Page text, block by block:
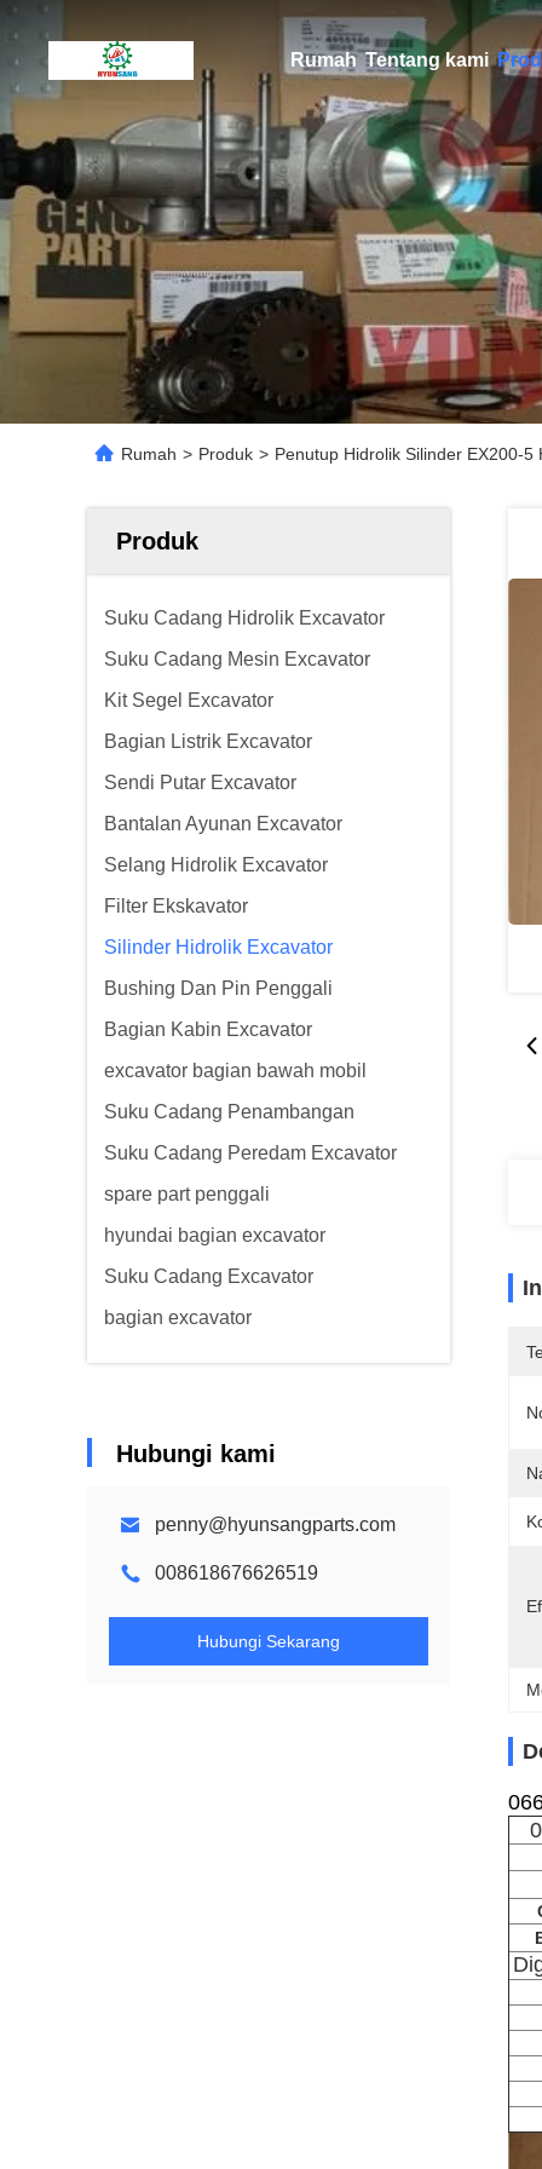
Rumah Tentang kami
Rumah > Produk > Penutup Hidrolik Silinder EX200-
Produk
Suku Cadang Hidrolik Excavator
Suku Cadang Mesin Excavator
Kit Segel Excavator
Bagian Listrik Excavator
Sendi Putar Excavator
Bantalan Ayunan Excavator
Selang Hidrolik Excavator
Filter Ekskavator
Silinder Hidrolik Excavator
Bushing Dan Pin Penggali
Bagian Kabin Excavator
excavator bagian bawah mobil
Suku Cadang Penambangan
Suku Cadang Peredam Excavator
spare part penggali
hyundai bagian excavator
Suku Cadang Excavator
bagian excavator
Hubungi kami
penny@hyunsangparts.com
008618676626519
Hubungi Sekarang